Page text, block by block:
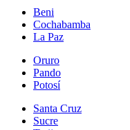
Beni
Cochabamba
La Paz
Oruro
Pando
Potosí
Santa Cruz
Sucre